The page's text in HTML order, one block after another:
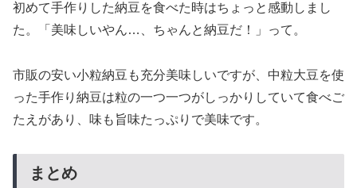
初めて手作りした納豆を食べた時はちょっと感動しまし
た。「美味しいやん…、ちゃんと納豆だ！」って。
市販の安い小粒納豆も充分美味しいですが、中粒大豆を使
った手作り納豆は粒の一つ一つがしっかりしていて食べご
たえがあり、味も旨味たっぷりで美味です。
まとめ